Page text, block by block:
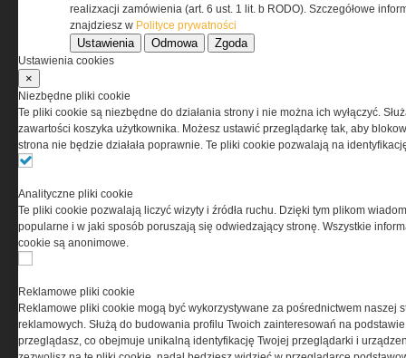
www.special-ops.pl
Korzystanie z portalu jest równoznaczne
przez Grupa MEDIUM Spółka z ograniczoną
odpowiedzialnością Spółka komandytowa, nr KRS:
0000537655, NIP 1132860378, REGON 146393437
(zwana dalej Grupa MEDIUM) w postaci Regulaminu.
Ta witryna wykorzystuje pliki cookies do przechowywania
informacji na Twoim komputerze. Pliki cookies stosujemy
w celu świadczenia usług na najwyższym poziomie,
realizxacji zamówienia (art. 6 ust. 1 lit. b RODO). Szczegółowe
znajdziesz w Polityce prywatności
Ustawienia Odmowa Zgoda
Ustawienia cookies
×
Niezbędne pliki cookie
Te pliki cookie są niezbędne do działania strony i nie można ich wyłączyć.
zawartości koszyka użytkownika. Możesz ustawić przeglądarkę tak, aby
strona nie będzie działała poprawnie. Te pliki cookie pozwalają na
Analityczne pliki cookie
Te pliki cookie pozwalają liczyć wizyty i źródła ruchu. Dzięki tym plikom
popularne i w jaki sposób poruszają się odwiedzający stronę. Wszystkie
cookie są anonimowe.
Reklamowe pliki cookie
Reklamowe pliki cookie mogą być wykorzystywane za pośrednictwem naszej
reklamowych. Służą do budowania profilu Twoich zainteresowań na
przeglądasz, co obejmuje unikalną identyfikację Twojej przeglądarki i